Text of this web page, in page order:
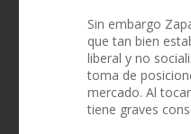
Sin embargo
que tan bien
liberal y no
toma de
mercado. Al
tiene graves